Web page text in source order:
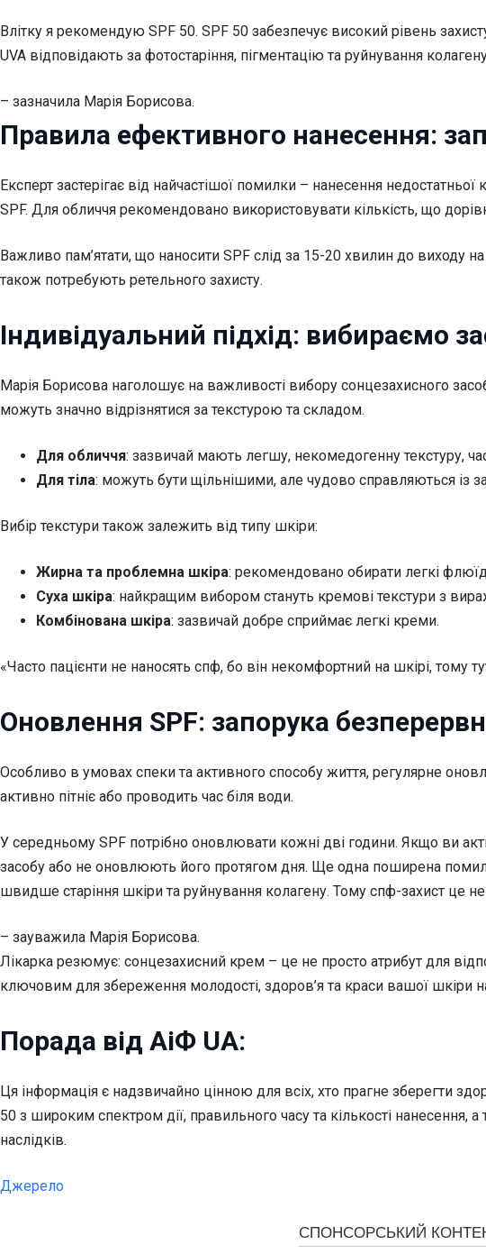
Влітку я рекомендую SPF 50. SPF 50 забезпечує високий рівень
UVA відповідають за фотостаріння, пігментацію та руйнування
– зазначила Марія Борисова.
Правила ефективного нанесення:
Експерт застерігає від найчастішої помилки – нанесення
SPF. Для обличчя рекомендовано використовувати кількість, що
Важливо пам’ятати, що наносити SPF слід за 15-20 хвилин до виходу
також потребують ретельного захисту.
Індивідуальний підхід: вибираємо
Марія Борисова наголошує на важливості вибору сонцезахисного
можуть значно відрізнятися за текстурою та складом.
Для обличчя: зазвичай мають легшу, некомедогенну текстуру,
Для тіла: можуть бути щільнішими, але чудово справляються із
Вибір текстури також залежить від типу шкіри:
Жирна та проблемна шкіра: рекомендовано обирати легкі
Суха шкіра: найкращим вибором стануть кремові текстури з
Комбінована шкіра: зазвичай добре сприймає легкі креми.
«Часто пацієнти не наносять спф, бо він некомфортний на шкірі, тому
Оновлення SPF: запорука
Особливо в умовах спеки та активного способу життя, регулярне
активно пітніє або проводить час біля води.
У середньому SPF потрібно оновлювати кожні дві години. Якщо ви
засобу або не оновлюють його протягом дня. Ще одна поширена
швидше старіння шкіри та руйнування колагену. Тому спф-захист це
– зауважила Марія Борисова.
Лікарка резюмує: сонцезахисний крем – це не просто атрибут для
ключовим для збереження молодості, здоров’я та краси вашої шкіри
Порада від АіФ UA:
Ця інформація є надзвичайно цінною для всіх, хто прагне зберегти
50 з широким спектром дії, правильного часу та кількості
наслідків.
Джерело